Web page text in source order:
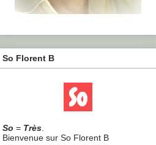
So Florent B
So = Très.
Bienvenue sur So Florent B